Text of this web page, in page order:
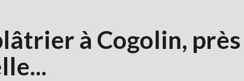
à Cogolin, près